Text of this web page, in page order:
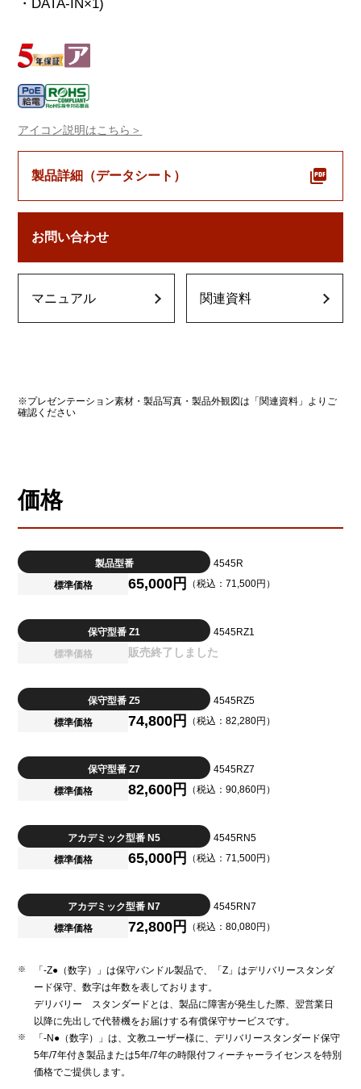
・DATA-IN×1)
アイコン説明はこちら＞
製品詳細（データシート）
お問い合わせ
マニュアル 関連資料
※プレゼンテーション素材・製品写真・製品外観図は「関連資料」よりご
確認ください
価格
製品型番
4545R
標準価格
65,000円 （税込：71,500円）
保守型番 Z1
4545RZ1
標準価格
販売終了しました
保守型番 Z5
4545RZ5
標準価格
74,800円 （税込：82,280円）
保守型番 Z7
4545RZ7
標準価格
82,600円 （税込：90,860円）
アカデミック型番 N5
4545RN5
標準価格
65,000円 （税込：71,500円）
アカデミック型番 N7
4545RN7
標準価格
72,800円 （税込：80,080円）
「-Z●（数字）」は保守バンドル製品で、「Z」はデリバリースタンダ
ード保守、数字は年数を表しております。
デリバリー スタンダードとは、製品に障害が発生した際、翌営業日
以降に先出しで代替機をお届けする有償保守サービスです。
「-N●（数字）」は、文教ユーザー様に、デリバリースタンダード保守
5年/7年付き製品または5年/7年の時限付フィーチャーライセンスを特別
価格でご提供します。